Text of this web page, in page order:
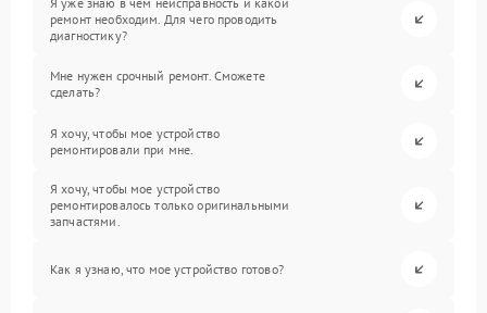
ремонт необходим. Для чего проводить
диагностику?
Мне нужен срочный ремонт. Сможете
сделать?
Я хочу, чтобы мое устройство
ремонтировали при мне.
Я хочу, чтобы мое устройство
ремонтировалось только оригинальными
запчастями.
Как я узнаю, что мое устройство готово?